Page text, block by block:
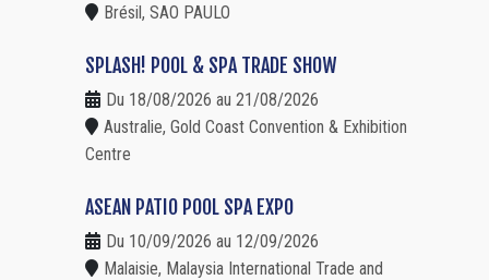
Brésil, SAO PAULO
SPLASH! POOL & SPA TRADE SHOW
Du 18/08/2026 au 21/08/2026
Australie, Gold Coast Convention & Exhibition
Centre
ASEAN PATIO POOL SPA EXPO
Du 10/09/2026 au 12/09/2026
Malaisie, Malaysia International Trade and